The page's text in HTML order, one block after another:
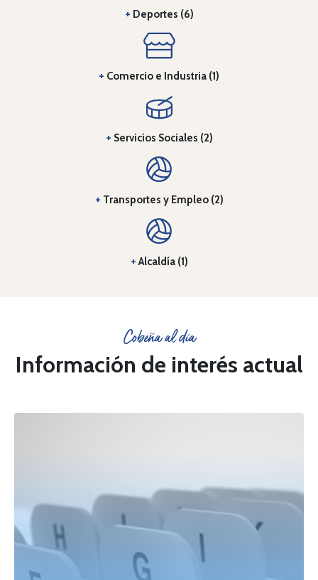
+ Deportes (6)
+ Comercio e Industria (1)
+ Servicios Sociales (2)
+ Transportes y Empleo (2)
+Alcaldía (1)
Cobeña al día
Información de interés actual